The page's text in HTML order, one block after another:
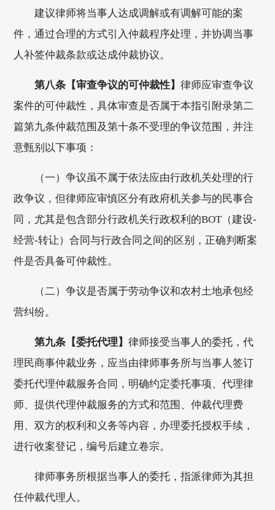
建议律师将当事人达成调解或有调解可能的案
件，通过合理的方式引入仲裁程序处理，并协调当事
人补签仲裁条款或达成仲裁协议。
第八条【审查争议的可仲裁性】律师应审查争议
案件的可仲裁性，具体审查是否属于本指引附录第二
篇第九条仲裁范围及第十条不受理的争议范围，并注
意甄别以下事项：
（一）争议虽不属于依法应由行政机关处理的行
政争议，但律师应审慎区分有政府机关参与的民事合
同，尤其是包含部分行政机关行政权利的BOT（建设-
经营-转让）合同与行政合同之间的区别，正确判断案
件是否具备可仲裁性。
（二）争议是否属于劳动争议和农村土地承包经
营纠纷。
第九条【委托代理】律师接受当事人的委托，代
理民商事仲裁业务，应当由律师事务所与当事人签订
委托代理仲裁服务合同，明确约定委托事项、代理律
师、提供代理仲裁服务的方式和范围、仲裁代理费
用、双方的权利和义务等内容，办理委托授权手续，
进行收案登记，编号后建立卷宗。
律师事务所根据当事人的委托，指派律师为其担
任仲裁代理人。